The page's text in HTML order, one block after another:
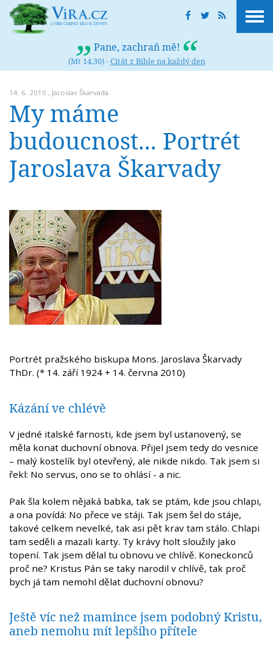
Pane, zachraň mě!
(Mt 14,30) -Citát z Bible na každý den
14. 6. 2010 , Jaroslav Škarvada
My máme
budoucnost... Portrét
Jaroslava Škarvady
Portrét pražského biskupa Mons. Jaroslava Škarvady
ThDr. (* 14. září 1924 + 14. června 2010)
Kázání ve chlévě
V jedné italské farnosti, kde jsem byl ustanovený, se
měla konat duchovní obnova. Přijel jsem tedy do vesnice
– malý kostelík byl otevřený, ale nikde nikdo. Tak jsem si
řekl: No servus, ono se to ohlásí - a nic.
Pak šla kolem nějaká babka, tak se ptám, kde jsou chlapi,
a ona povídá: No přece ve stáji. Tak jsem šel do stáje,
takové celkem nevelké, tak asi pět krav tam stálo. Chlapi
tam seděli a mazali karty. Ty krávy holt sloužily jako
topení. Tak jsem dělal tu obnovu ve chlívě. Koneckonců
proč ne? Kristus Pán se taky narodil v chlívě, tak proč
bych já tam nemohl dělat duchovní obnovu?
Ještě víc než mamince jsem podobný Kristu,
aneb nemohu mít lepšího přítele